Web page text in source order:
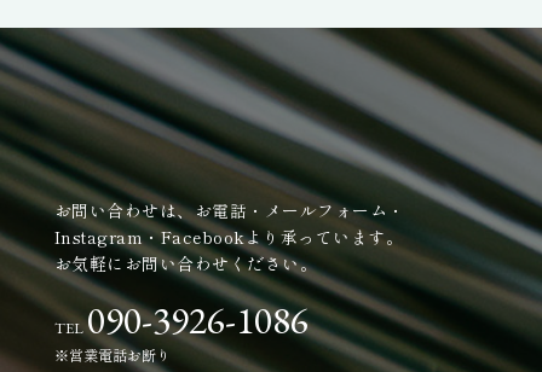
お問い合わせは、お電話・メールフォーム・
Instagram・Facebookより承っています。
お気軽にお問い合わせください。
TEL090-3926-1086
※営業電話お断り